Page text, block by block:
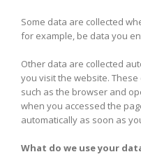
Some data are collected
for example, be data you
Other data are collected
you visit the website.
such as the browser and
when you accessed the
automatically as soon as
What do we use your